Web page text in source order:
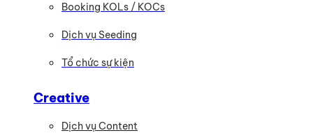
Booking KOLs / KOCs
Dịch vụ Seeding
Tổ chức sự kiện
Creative
Dịch vụ Content